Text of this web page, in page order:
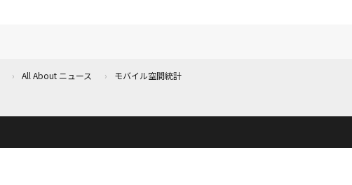
All About ニュース
モバイル空間統計